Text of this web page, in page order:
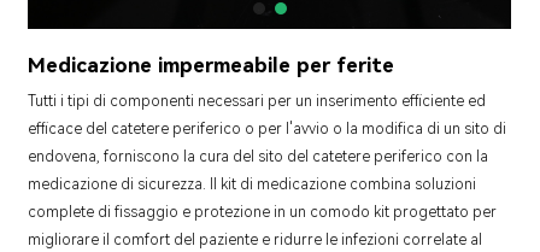
Medicazione impermeabile per ferite
Tutti i tipi di componenti necessari per un inserimento efficiente ed
efficace del catetere periferico o per l'avvio o la modifica di un sito di
endovena, forniscono la cura del sito del catetere periferico con la
medicazione di sicurezza. Il kit di medicazione combina soluzioni
complete di fissaggio e protezione in un comodo kit progettato per
migliorare il comfort del paziente e ridurre le infezioni correlate al